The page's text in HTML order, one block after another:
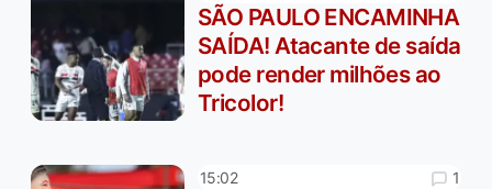
SÃO PAULO ENCAMINHA
SAÍDA! Atacante de saída
pode render milhões ao
Tricolor!
15:02 1